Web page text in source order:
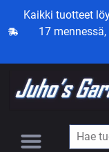
Kaikki tuotteet
17